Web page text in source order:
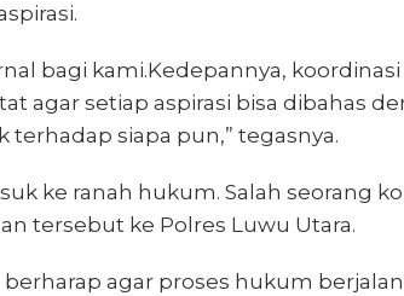
bagi kami.Kedepannya,
agar setiap aspirasi bisa dibahas
terhadap siapa pun,” tegasnya.
ke ranah hukum. Salah seorang
tersebut ke Polres Luwu Utara.
berharap agar proses hukum